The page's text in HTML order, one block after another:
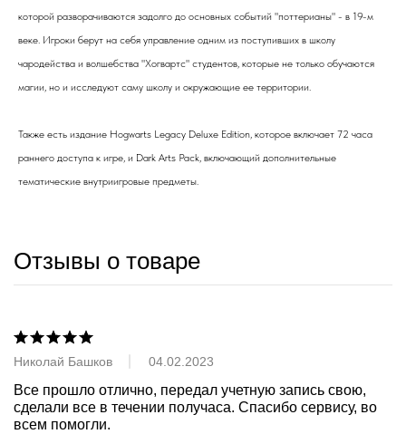
которой разворачиваются задолго до основных событий "поттерианы" - в 19-м
веке. Игроки берут на себя управление одним из поступивших в школу
чародейства и волшебства "Хогвартс" студентов, которые не только обучаются
магии, но и исследуют саму школу и окружающие ее территории.
Также есть издание Hogwarts Legacy Deluxe Edition, которое включает 72 часа
раннего доступа к игре, и Dark Arts Pack, включающий дополнительные
тематические внутриигровые предметы.
Отзывы о товаре
Николай Башков 04.02.2023
Все прошло отлично, передал учетную запись свою,
сделали все в течении получаса. Спасибо сервису, во
всем помогли.